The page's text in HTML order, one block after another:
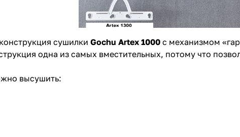
сушилки Gochu Artex 1000 с механизмом
одна из самых вместительных, потому что
высушить: